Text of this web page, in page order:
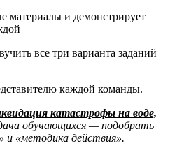
материалы и демонстрирует
все три варианта заданий
каждой команды.
катастрофы на воде,
обучающихся — подобрать
и «методика действия».